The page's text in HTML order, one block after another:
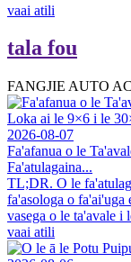
vaai atili
tala fou
FANGJIE AUTO
2026-08-07
Fa'afanua o le
Fa'atulagaina...
TL;DR. O le
fa'asologa o fa'ai'uga
vasega o le ta'avale i
vaai atili